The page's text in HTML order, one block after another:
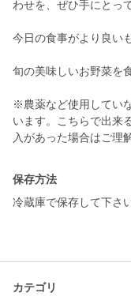
わせを、ぜひ手にとっ
今日の食事がより良い
旬の美味しいお野菜を
※農薬など使用してい
います。こちらで出来
入があった場合はご理
保存方法
冷蔵庫で保存して下さい
カテゴリ